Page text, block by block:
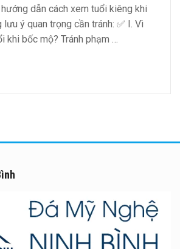
dẫn cách xem tuổi kiêng khi
ý quan trọng cần tránh: ✅ I. Vì
khi bốc mộ? Tránh phạm …